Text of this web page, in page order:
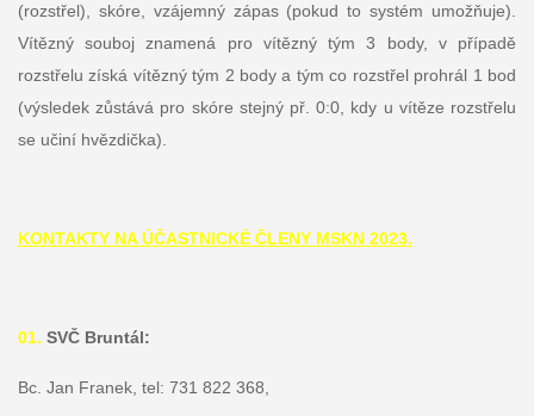
(rozstřel), skóre, vzájemný zápas (pokud to systém umožňuje).
Vítězný souboj znamená pro vítězný tým 3 body, v případě
rozstřelu získá vítězný tým 2 body a tým co rozstřel prohrál 1 bod
(výsledek zůstává pro skóre stejný př. 0:0, kdy u vítěze rozstřelu
se učiní hvězdička).
KONTAKTY NA ÚČASTNICKÉ ČLENY MSKN 2023.
01. SVČ Bruntál:
Bc. Jan Franek, tel: 731 822 368,